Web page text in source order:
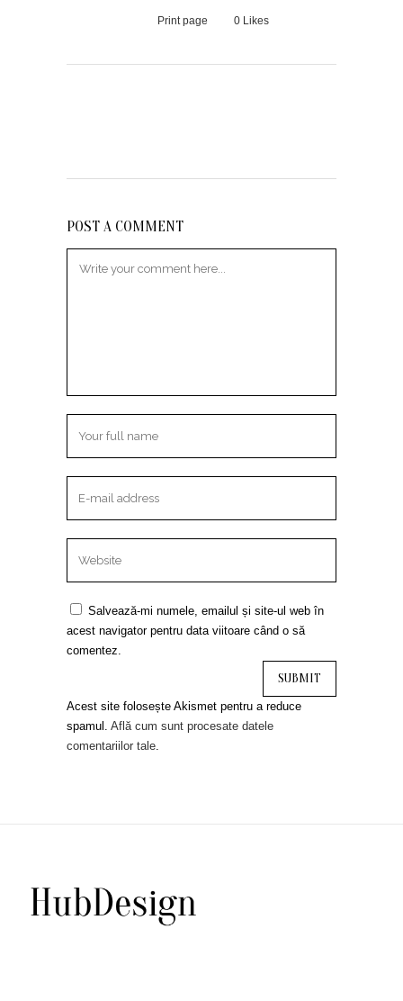
Print page 0Likes
POST A COMMENT
Salvează-mi numele, emailul și site-ul web în
acest navigator pentru data viitoare când o să
comentez.
Acest site folosește Akismet pentru a reduce
spamul. Află cum sunt procesate datele
comentariilor tale.